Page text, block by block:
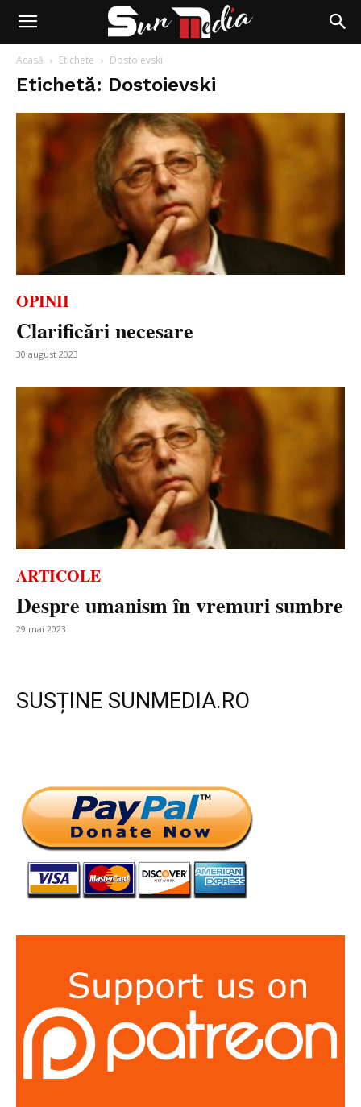
Acasă Etichete Dostoievski
Etichetă: Dostoievski
OPINII
Clarificări necesare
30 august 2023
ARTICOLE
Despre umanism în vremuri sumbre
29 mai 2023
SUSȚINE SUNMEDIA.RO